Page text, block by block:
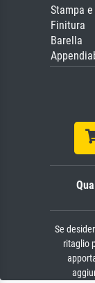
Stampa
Finitura
Barella
Se
ritaglio